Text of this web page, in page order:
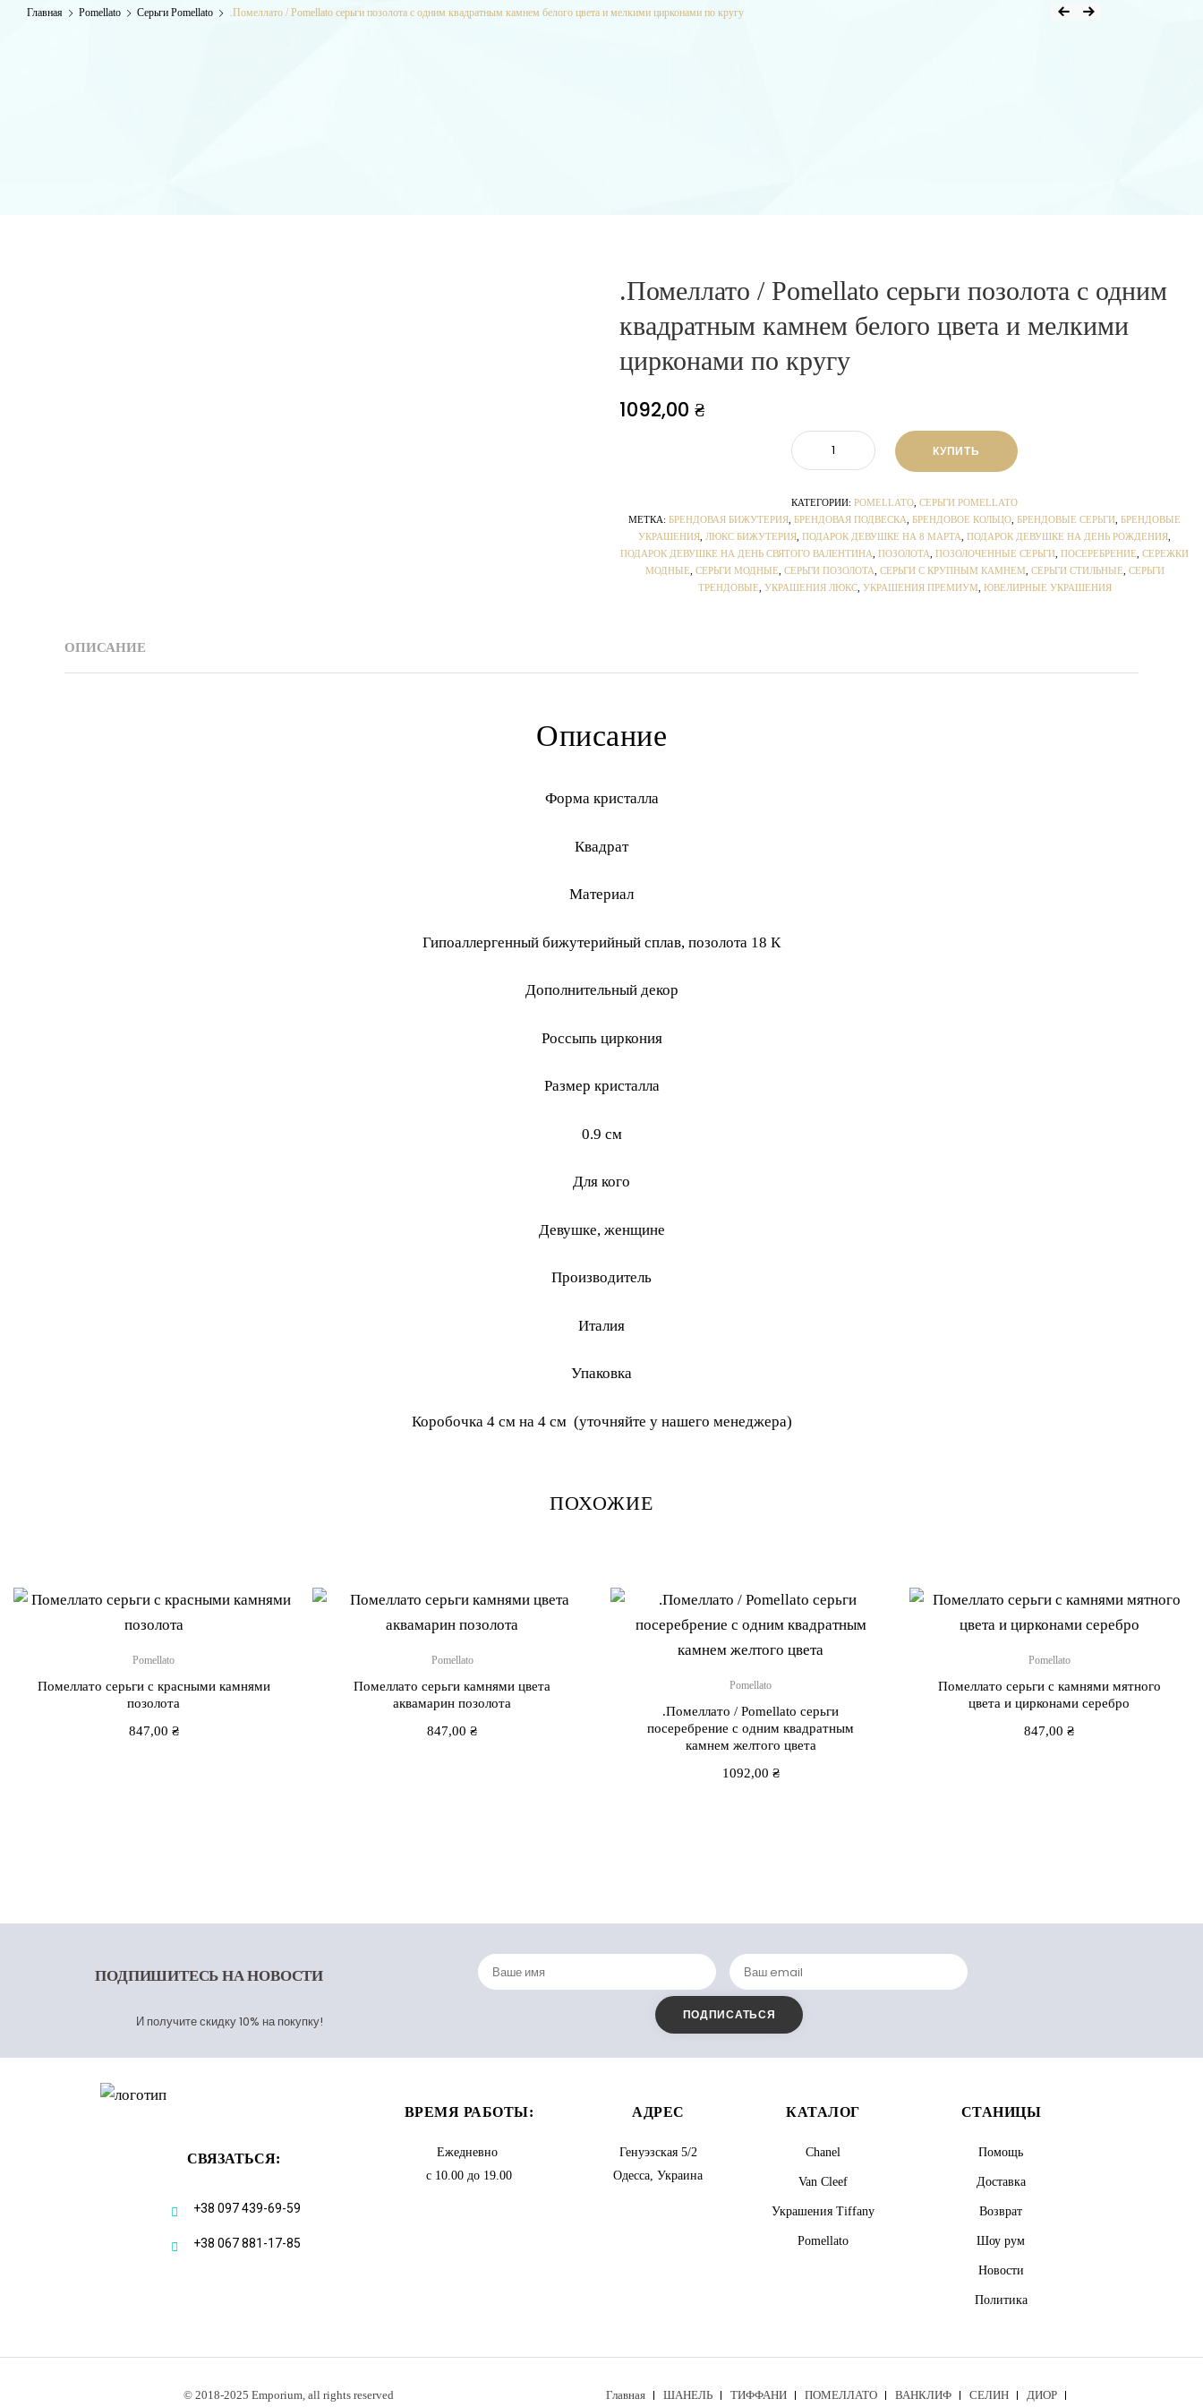
Главная Pomellato Серьги Pomellato .Помеллато / Pomellato серьги позолота с одним квадратным камнем белого цвета и мелкими цирконами по кругу
.Помеллато / Pomellato серьги позолота с одним
квадратным камнем белого цвета и мелкими
цирконами по кругу
1092,00 ₴
КУПИТЬ
КАТЕГОРИИ: POMELLATO СЕРЬГИ POMELLATO
МЕТКА: БРЕНДОВАЯ БИЖУТЕРИЯ БРЕНДОВАЯ ПОДВЕСКА БРЕНДОВОЕ КОЛЬЦО БРЕНДОВЫЕ СЕРЬГИ БРЕНДОВЫЕ
УКРАШЕНИЯ ЛЮКС БИЖУТЕРИЯ ПОДАРОК ДЕВУШКЕ НА 8 МАРТА ПОДАРОК ДЕВУШКЕ НА ДЕНЬ РОЖДЕНИЯ
ПОДАРОК ДЕВУШКЕ НА ДЕНЬ СВЯТОГО ВАЛЕНТИНА ПОЗОЛОТА ПОЗОЛОЧЕННЫЕ СЕРЬГИ ПОСЕРЕБРЕНИЕ СЕРЕЖКИ
МОДНЫЕ СЕРЬГИ МОДНЫЕ СЕРЬГИ ПОЗОЛОТА СЕРЬГИ С КРУПНЫМ КАМНЕМ СЕРЬГИ СТИЛЬНЫЕ СЕРЬГИ
ТРЕНДОВЫЕ УКРАШЕНИЯ ЛЮКС, УКРАШЕНИЯ ПРЕМИУМ ЮВЕЛИРНЫЕ УКРАШЕНИЯ
ОПИСАНИЕ
Описание
Форма кристалла
Квадрат
Материал
Гипоаллергенный бижутерийный сплав, позолота 18 К
Дополнительный декор
Россыпь циркония
Размер кристалла
0.9 см
Для кого
Девушке, женщине
Производитель
Италия
Упаковка
Коробочка 4 см на 4 см (уточняйте у нашего менеджера)
ПОХОЖИЕ
Pomellato
Помеллато серьги с красными камнями
позолота
847,00 ₴
Pomellato
Помеллато серьги камнями цвета
аквамарин позолота
847,00₴
Pomellato
.Помеллато / Pomellato серьги
посеребрение с одним квадратным
камнем желтого цвета
1092,00 ₴
Pomellato
Помеллато серьги с камнями мятного
цвета и цирконами серебро
847,00₴
ПОДПИШИТЕСЬ НА НОВОСТИ
И получите скидку 10% на покупку!
СВЯЗАТЬСЯ:
+38 097 439-69-59
+38 067 881-17-85
ВРЕМЯ РАБОТЫ:
Ежедневно
с 10.00 до 19.00
АДРЕС
Генуэзская 5/2
Одесса, Украина
КАТАЛОГ
Chanel
Van Cleef
Украшения Tiffany
Pomellato
СТАНИЦЫ
Помощь
Доставка
Возврат
Шоу рум
Новости
Политика
© 2018-2025 Emporium, all rights reserved Главная ШАНЕЛЬ ТИФФАНИ ПОМЕЛЛАТО ВАНКЛИФ СЕЛИН ДИОР